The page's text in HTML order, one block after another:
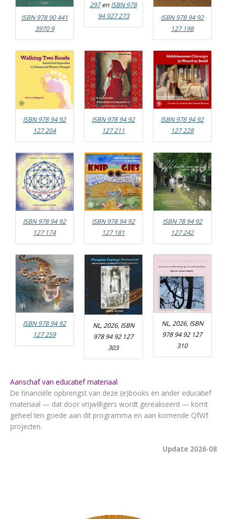
ISBN 978 90 441
3970 9
297en ISBN 978
94 927 273
ISBN 978 94 92
127 198
ISBN 978 94 92
127 204
ISBN 978 94 92
127 211
ISBN 978 94 92
127 228
ISBN 978 94 92
127 174
ISBN 978 94 92
127 181
ISBN 78 94 92
127 242
ISBN 978 94 92
127 259
NL, 2026, ISBN
978 94 92 127
303
NL, 2026, ISBN
978 94 92 127
310
Aanschaf van educatief materiaal
De financiële opbrengst van deze (e)books en ander educatief
materiaal — dat door vrijwilligers wordt gerealiseerd — komt
geheel ten goede aan dit programma en aan komende QfWf
projecten.
Update 2026-08